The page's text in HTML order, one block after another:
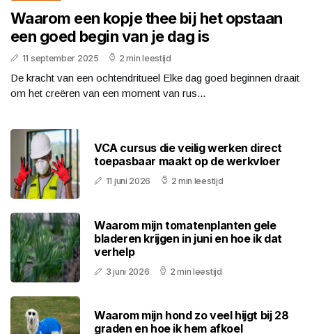
Waarom een kopje thee bij het opstaan
een goed begin van je dag is
11 september 2025 2 min leestijd
De kracht van een ochtendritueel Elke dag goed beginnen draait
om het creëren van een moment van rus...
VCA cursus die veilig werken direct
toepasbaar maakt op de werkvloer
11 juni 2026 2 min leestijd
Waarom mijn tomatenplanten gele
bladeren krijgen in juni en hoe ik dat
verhelp
3 juni 2026 2 min leestijd
Waarom mijn hond zo veel hijgt bij 28
graden en hoe ik hem afkoel